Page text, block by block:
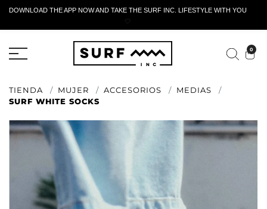
DOWNLOAD THE APP NOW AND TAKE THE SURF INC. LIFESTYLE WITH YOU
🤍
0
TIENDA MUJER ACCESORIOS
MEDIAS
SURF WHITE SOCKS
FORMULARIO DE RETORNO ACTIVO